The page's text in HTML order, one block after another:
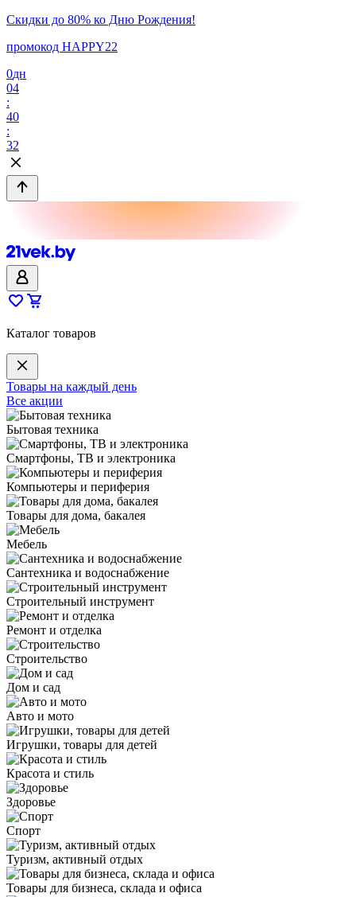
Скидки до 80% ко Дню Рождения!
промокод HAPPY22
0дн
04
:
40
:
32
Каталог товаров
Товары на каждый день
Все акции
Бытовая техника
Смартфоны, ТВ и электроника
Компьютеры и периферия
Товары для дома, бакалея
Мебель
Сантехника и водоснабжение
Строительный инструмент
Ремонт и отделка
Строительство
Дом и сад
Авто и мото
Игрушки, товары для детей
Красота и стиль
Здоровье
Спорт
Туризм, активный отдых
Товары для бизнеса, склада и офиса